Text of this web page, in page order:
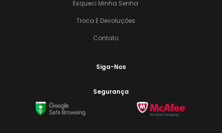
Esqueci Minha Senha
Troca E Devoluções
Contato
Siga-Nos
Segurança